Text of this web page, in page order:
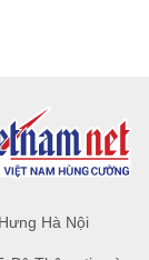
Hà Nội